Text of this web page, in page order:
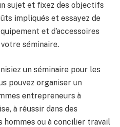
sujet et fixez des objectifs
impliqués et essayez de
et d’accessoires
séminaire.
un séminaire pour les
pouvez organiser un
entrepreneurs à
à réussir dans des
hommes ou à concilier travail